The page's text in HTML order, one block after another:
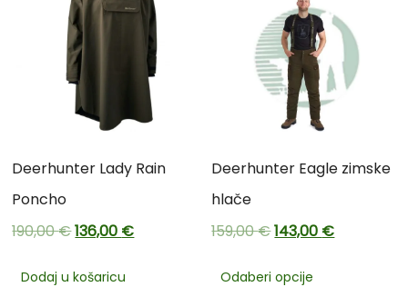
Deerhunter Lady Rain
Poncho
190,00€136,00 €
Dodaj u košaricu
Deerhunter Eagle zimske
hlače
159,00€143,00 €
Odaberi opcije